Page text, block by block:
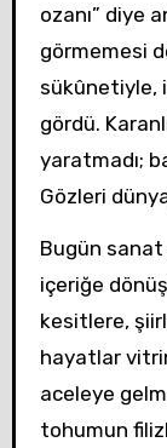
ozanı” diye
görmemesi
sükûnetiyle,
gördü.
yaratmadı;
Gözleri
Bugün
içeriğe
kesitlere,
hayatlar
aceleye
tohumun